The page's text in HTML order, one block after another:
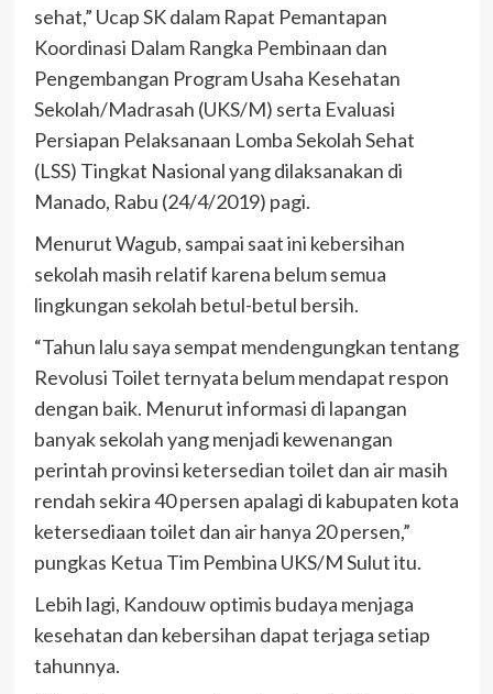
sehat,” Ucap SK dalam Rapat Pemantapan
Koordinasi Dalam Rangka Pembinaan dan
Pengembangan Program Usaha Kesehatan
Sekolah/Madrasah (UKS/M) serta Evaluasi
Persiapan Pelaksanaan Lomba Sekolah Sehat
(LSS) Tingkat Nasional yang dilaksanakan di
Manado, Rabu (24/4/2019) pagi.
Menurut Wagub, sampai saat ini kebersihan
sekolah masih relatif karena belum semua
lingkungan sekolah betul-betul bersih.
“Tahun lalu saya sempat mendengungkan tentang
Revolusi Toilet ternyata belum mendapat respon
dengan baik. Menurut informasi di lapangan
banyak sekolah yang menjadi kewenangan
perintah provinsi ketersedian toilet dan air masih
rendah sekira 40 persen apalagi di kabupaten kota
ketersediaan toilet dan air hanya 20 persen,”
pungkas Ketua Tim Pembina UKS/M Sulut itu.
Lebih lagi, Kandouw optimis budaya menjaga
kesehatan dan kebersihan dapat terjaga setiap
tahunnya.